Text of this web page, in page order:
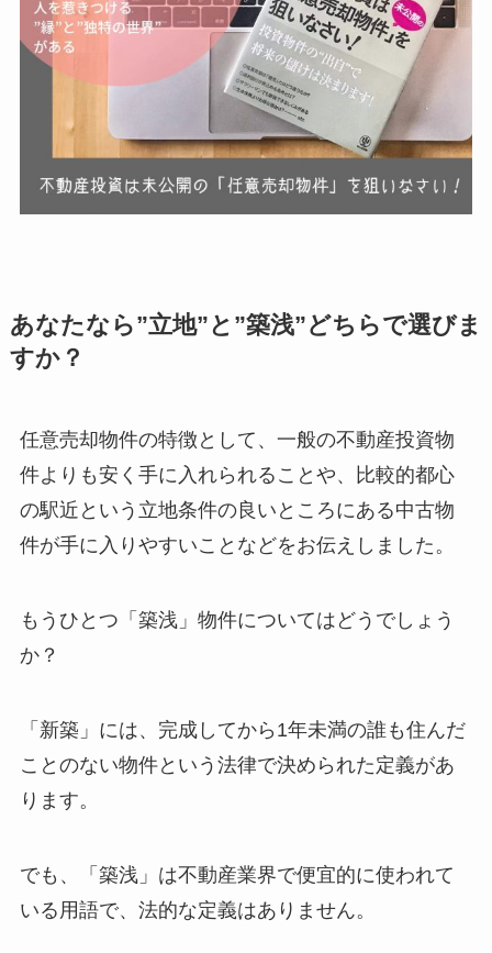
あなたなら”立地”と”築浅”どちらで選びま
すか？
任意売却物件の特徴として、一般の不動産投資物
件よりも安く手に入れられることや、比較的都心
の駅近という立地条件の良いところにある中古物
件が手に入りやすいことなどをお伝えしました。
もうひとつ「築浅」物件についてはどうでしょう
か？
「新築」には、完成してから1年未満の誰も住んだ
ことのない物件という法律で決められた定義があ
ります。
でも、「築浅」は不動産業界で便宜的に使われて
いる用語で、法的な定義はありません。